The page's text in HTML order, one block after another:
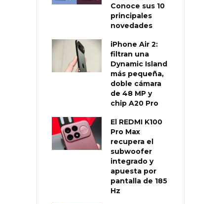
Conoce sus 10
principales
novedades
iPhone Air 2:
filtran una
Dynamic Island
más pequeña,
doble cámara
de 48 MP y
chip A20 Pro
El REDMI K100
Pro Max
recupera el
subwoofer
integrado y
apuesta por
pantalla de 185
Hz